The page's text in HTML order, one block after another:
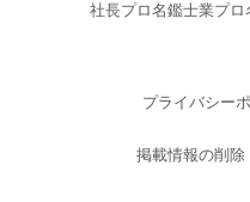
社長プロ名鑑士業プロ
プライバシー
掲載情報の削